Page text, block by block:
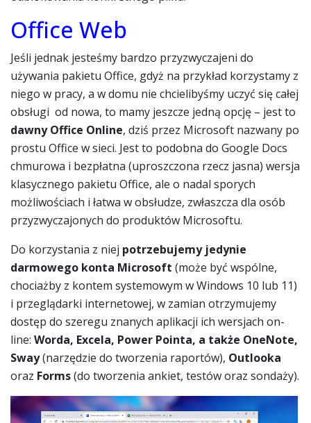
Office Web
Jeśli jednak jesteśmy bardzo przyzwyczajeni do
używania pakietu Office, gdyż na przykład korzystamy z
niego w pracy, a w domu nie chcielibyśmy uczyć się całej
obsługi od nowa, to mamy jeszcze jedną opcję – jest to
dawny Office Online, dziś przez Microsoft nazwany po
prostu Office w sieci. Jest to podobna do Google Docs
chmurowa i bezpłatna (uproszczona rzecz jasna) wersja
klasycznego pakietu Office, ale o nadal sporych
możliwościach i łatwa w obsłudze, zwłaszcza dla osób
przyzwyczajonych do produktów Microsoftu.
Do korzystania z niej potrzebujemy jedynie
darmowego konta Microsoft (może być wspólne,
chociażby z kontem systemowym w Windows 10 lub 11)
i przeglądarki internetowej, w zamian otrzymujemy
dostęp do szeregu znanych aplikacji ich wersjach on-
line: Worda, Excela, Power Pointa, a także OneNote,
Sway(narzędzie do tworzenia raportów), Outlooka
oraz Forms(do tworzenia ankiet, testów oraz sondaży).